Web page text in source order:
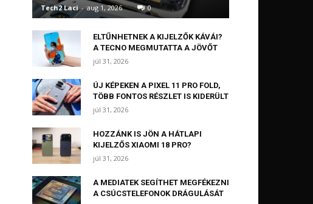
Tech2 Laci - aug 1, 2026 0
ELTŰNHETNEK A KIJELZŐK KÁVÁI?
A TECNO MEGMUTATTA A JÖVŐT
júl 31, 2026
ÚJ KÉPEKEN A PIXEL 11 PRO FOLD,
TÖBB FONTOS RÉSZLET IS KIDERÜLT
júl 31, 2026
HOZZÁNK IS JÖN A HÁTLAPI
KIJELZŐS XIAOMI 18 PRO?
júl 31, 2026
A MEDIATEK SEGÍTHET MEGFÉKEZNI
A CSÚCSTELEFONOK DRÁGULÁSÁT